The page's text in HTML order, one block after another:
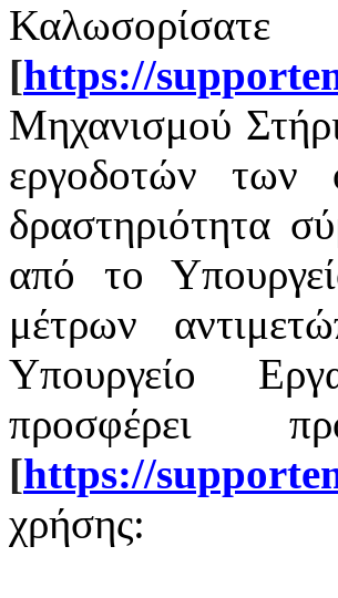
[https://
Μηχανισμού
εργοδοτών των
δραστηριότητα
από το
μέτρων
Υπουργείο
προσφέρει
[https://
χρήσης: